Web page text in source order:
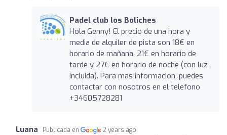
Padel club los Boliches
Hola Genny! El precio de una hora y
media de alquiler de pista son 18€ en
horario de mañana, 21€ en horario de
tarde y 27€ en horario de noche (con luz
incluida). Para mas informacion, puedes
contactar con nosotros en el telefono
+34605728281
Luana Publicada en 2 years ago